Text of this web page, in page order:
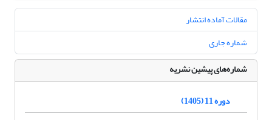
مقالات آماده انتشار
شماره جاری
شماره‌های پیشین نشریه
دوره 11 (1405)